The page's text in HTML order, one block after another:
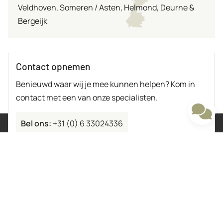
Veldhoven, Someren / Asten, Helmond, Deurne &
Bergeijk
Contact opnemen
Benieuwd waar wij je mee kunnen helpen? Kom in
contact met een van onze specialisten.
Bel ons: +31 (0) 6 33024336